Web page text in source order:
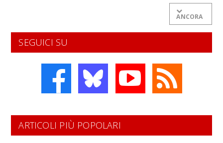
ANCORA
SEGUICI SU
ARTICOLI PIÙ POPOLARI